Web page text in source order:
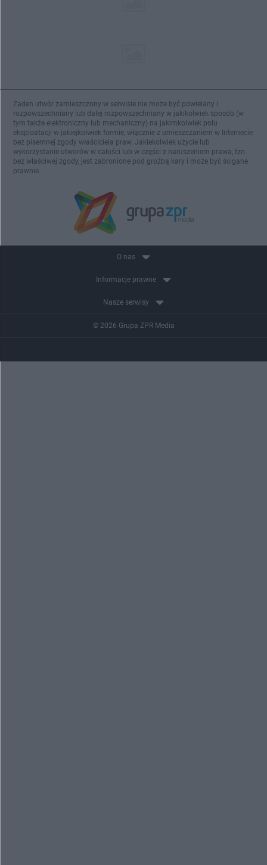
Żaden utwór zamieszczony w serwisie nie może być powielany i
rozpowszechniany lub dalej rozpowszechniany w jakikolwiek sposób (w
tym także elektroniczny lub mechaniczny) na jakimkolwiek polu
eksploatacji w jakiejkolwiek formie, włącznie z umieszczaniem w Internecie
bez pisemnej zgody właściciela praw. Jakiekolwiek użycie lub
wykorzystanie utworów w całości lub w części z naruszeniem prawa, tzn.
bez właściwej zgody, jest zabronione pod groźbą kary i może być ścigane
prawnie.
O nas
Informacje prawne
Nasze serwisy
© 2026 Grupa ZPR Media